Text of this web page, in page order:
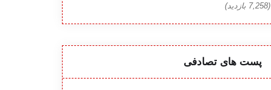
(7,258 بازدید)
پست های تصادفی